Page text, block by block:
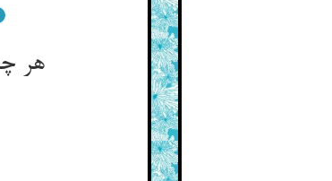
هر چه ذوق طبع باشد چون گذشت ** بر نیارد همچو شوره ریع و کشت‌‌